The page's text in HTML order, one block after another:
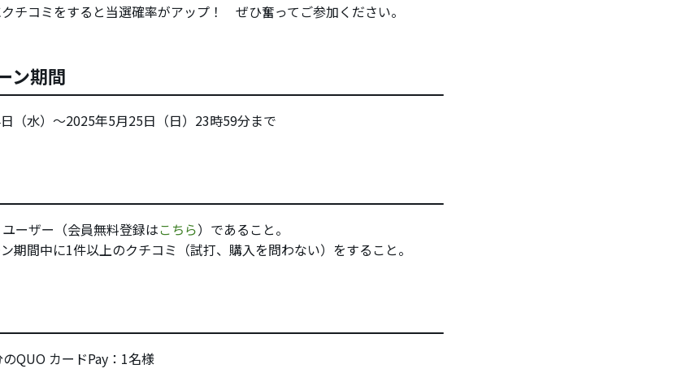
チコミをすると当選確率がアップ！ ぜひ奮ってご参加ください。
ン期間
（水）～2025年5月25日（日）23時59分まで
ーザー（会員無料登録はこちら）であること。
期間中に1件以上のクチコミ（試打、購入を問わない）をすること。
QUO カードPay：1名様